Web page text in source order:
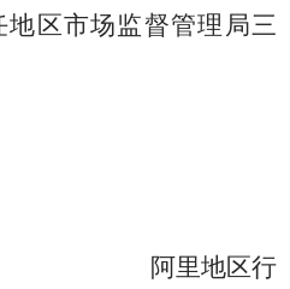
地区市场监督管理局三
阿里地区行